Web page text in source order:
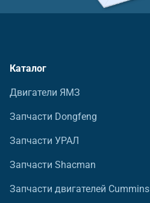
Каталог
Двигатели ЯМЗ
Запчасти Dongfeng
Запчасти УРАЛ
Запчасти Shacman
Запчасти двигателей Cummins